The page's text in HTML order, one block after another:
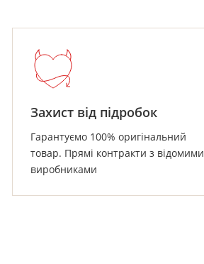
Захист від підробок
Гарантуємо 100% оригінальний
товар. Прямі контракти з відомими
виробниками